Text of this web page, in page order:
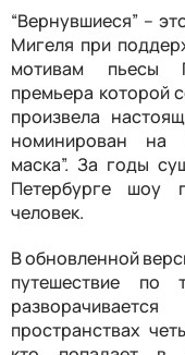
“Вернувшиеся” –
Мигеля при
мотивам пьесы
премьера которой
произвела
номинирован на
маска”. За годы
Петербурге шоу
человек.
В обновленной
путешествие по
пространствах